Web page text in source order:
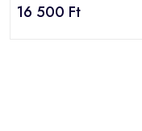
16 500 Ft